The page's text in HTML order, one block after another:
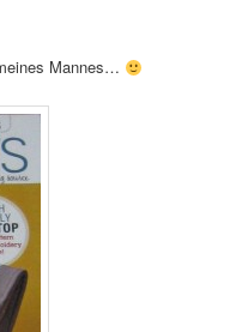
Mannes…